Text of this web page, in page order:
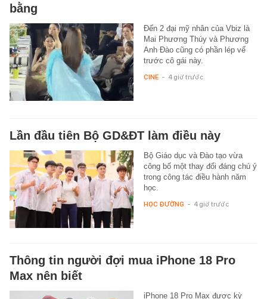
bằng
Đến 2 đại mỹ nhân của Vbiz là
Mai Phương Thúy và Phương
Anh Đào cũng có phần lép vế
trước cô gái này.
CINE - 4 giờ trước
Lần đầu tiên Bộ GD&ĐT làm điều này
Bộ Giáo dục và Đào tạo vừa
công bố một thay đổi đáng chú ý
trong công tác điều hành năm
học.
HỌC ĐƯỜNG - 4 giờ trước
Thông tin người đợi mua iPhone 18 Pro
Max nên biết
iPhone 18 Pro Max được kỳ